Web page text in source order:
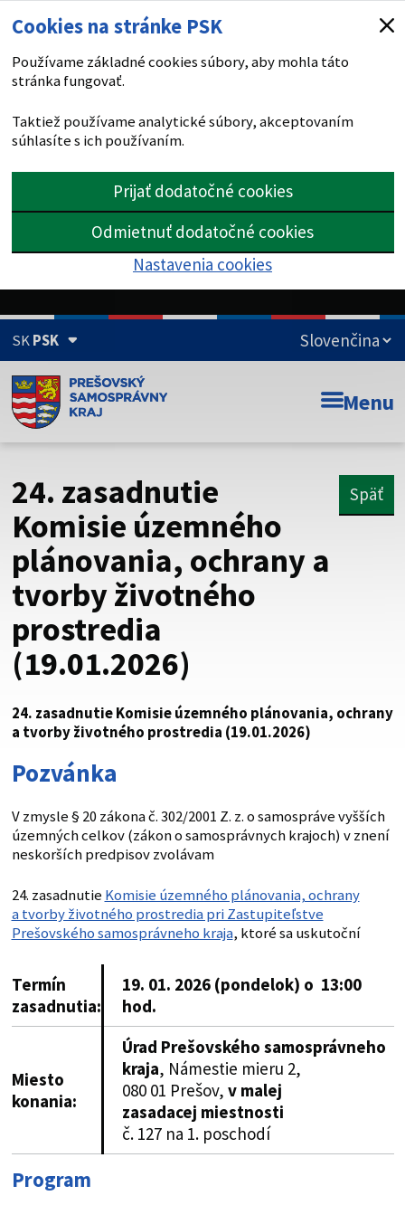
Cookies na stránke PSK
Používame základné cookies súbory, aby mohla táto
stránka fungovať.
Taktiež používame analytické súbory, akceptovaním
súhlasíte s ich používaním.
Prijať dodatočné cookies
Odmietnuť dodatočné cookies
Nastavenia cookies
SKPSK
Doména psk.sk je oficiálna
Toto je oficiálna webová stránka Prešovského
Táto stránka je zabezpečená
Buďte pozorní a vždy sa uistite, že zdieľate informácie iba
cez zabezpečenú webovú stránku. Zabezpečená stránka
vždy začína https:// pred názvom domény webového sídla.
Menu
24. zasadnutie
Komisie územného
plánovania, ochrany a
tvorby životného
prostredia
(19.01.2026)
Späť
24. zasadnutie Komisie územného plánovania, ochrany
a tvorby životného prostredia (19.01.2026)
Pozvánka
V zmysle § 20 zákona č. 302/2001 Z. z. o samospráve vyšších
územných celkov (zákon o samosprávnych krajoch) v znení
neskorších predpisov zvolávam
24. zasadnutie Komisie územného plánovania, ochrany
a tvorby životného prostredia pri Zastupiteľstve
Prešovského samosprávneho kraja, ktoré sa uskutoční
Termín
zasadnutia:
19. 01. 2026 (pondelok) o 13:00
hod.
Miesto
konania:
Úrad Prešovského samosprávneho
kraja, Námestie mieru 2,
080 01 Prešov, v malej
zasadacej miestnosti
č. 127 na 1. poschodí
Program